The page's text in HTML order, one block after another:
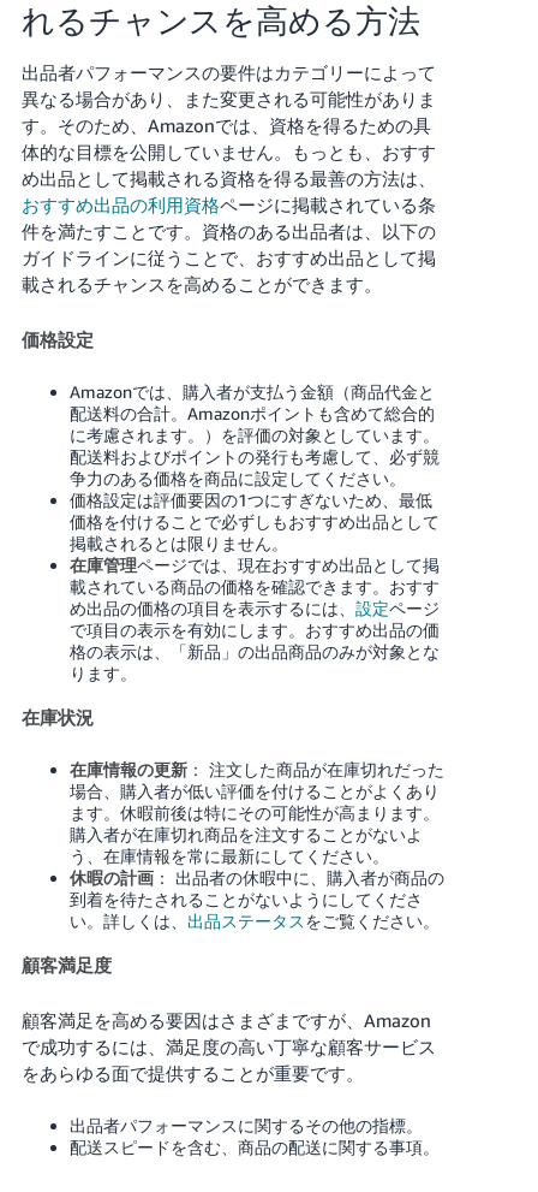
れるチャンスを高める方法
出品者パフォーマンスの要件はカテゴリーによって
異なる場合があり、また変更される可能性がありま
す。そのため、Amazonでは、資格を得るための具
体的な目標を公開していません。もっとも、おすす
め出品として掲載される資格を得る最善の方法は、
おすすめ出品の利用資格ページに掲載されている条
件を満たすことです。資格のある出品者は、以下の
ガイドラインに従うことで、おすすめ出品として掲
載されるチャンスを高めることができます。
価格設定
Amazonでは、購入者が支払う金額（商品代金と
配送料の合計。Amazonポイントも含めて総合的
に考慮されます。）を評価の対象としています。
配送料およびポイントの発行も考慮して、必ず競
争力のある価格を商品に設定してください。
価格設定は評価要因の1つにすぎないため、最低
価格を付けることで必ずしもおすすめ出品として
掲載されるとは限りません。
在庫管理ページでは、現在おすすめ出品として掲
載されている商品の価格を確認できます。おすす
め出品の価格の項目を表示するには、 設定ページ
で項目の表示を有効にします。おすすめ出品の価
格の表示は、「新品」の出品商品のみが対象とな
ります。
在庫状況
在庫情報の更新： 注文した商品が在庫切れだった
場合、購入者が低い評価を付けることがよくあり
ます。休暇前後は特にその可能性が高まります。
購入者が在庫切れ商品を注文することがないよ
う、在庫情報を常に最新にしてください。
休暇の計画： 出品者の休暇中に、購入者が商品の
到着を待たされることがないようにしてくださ
い。詳しくは、 出品ステータスをご覧ください。
顧客満足度
顧客満足を高める要因はさまざまですが、Amazon
で成功するには、満足度の高い丁寧な顧客サービス
をあらゆる面で提供することが重要です。
出品者パフォーマンスに関するその他の指標。
配送スピードを含む、商品の配送に関する事項。